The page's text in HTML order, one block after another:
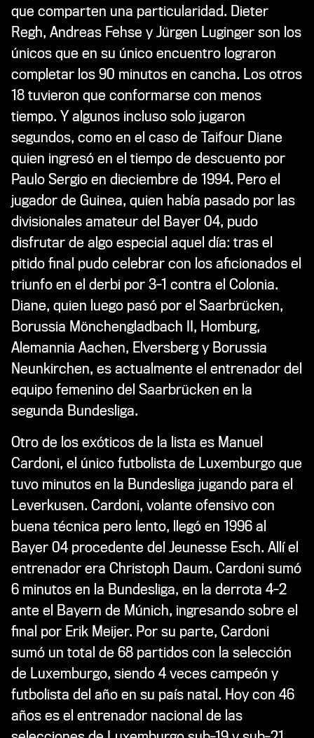
que comparten una particularidad. Dieter
Regh, Andreas Fehse y Jürgen Luginger son los
únicos que en su único encuentro lograron
completar los 90 minutos en cancha. Los otros
18 tuvieron que conformarse con menos
tiempo. Y algunos incluso solo jugaron
segundos, como en el caso de Taifour Diane
quien ingresó en el tiempo de descuento por
Paulo Sergio en dieciembre de 1994. Pero el
jugador de Guinea, quien había pasado por las
divisionales amateur del Bayer 04, pudo
disfrutar de algo especial aquel día: tras el
pitido final pudo celebrar con los aficionados el
triunfo en el derbi por 3-1 contra el Colonia.
Diane, quien luego pasó por el Saarbrücken,
Borussia Mönchengladbach II, Homburg,
Alemannia Aachen, Elversberg y Borussia
Neunkirchen, es actualmente el entrenador del
equipo femenino del Saarbrücken en la
segunda Bundesliga.
Otro de los exóticos de la lista es Manuel
Cardoni, el único futbolista de Luxemburgo que
tuvo minutos en la Bundesliga jugando para el
Leverkusen. Cardoni, volante ofensivo con
buena técnica pero lento, llegó en 1996 al
Bayer 04 procedente del Jeunesse Esch. Allí el
entrenador era Christoph Daum. Cardoni sumó
6 minutos en la Bundesliga, en la derrota 4-2
ante el Bayern de Múnich, ingresando sobre el
final por Erik Meijer. Por su parte, Cardoni
sumó un total de 68 partidos con la selección
de Luxemburgo, siendo 4 veces campeón y
futbolista del año en su país natal. Hoy con 46
años es el entrenador nacional de las